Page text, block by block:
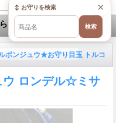
お問い合せ
ボンジュウ★お守り目玉 トルコ
ウ ロンデル☆ミサ
×
↕ お守りを検索
検索